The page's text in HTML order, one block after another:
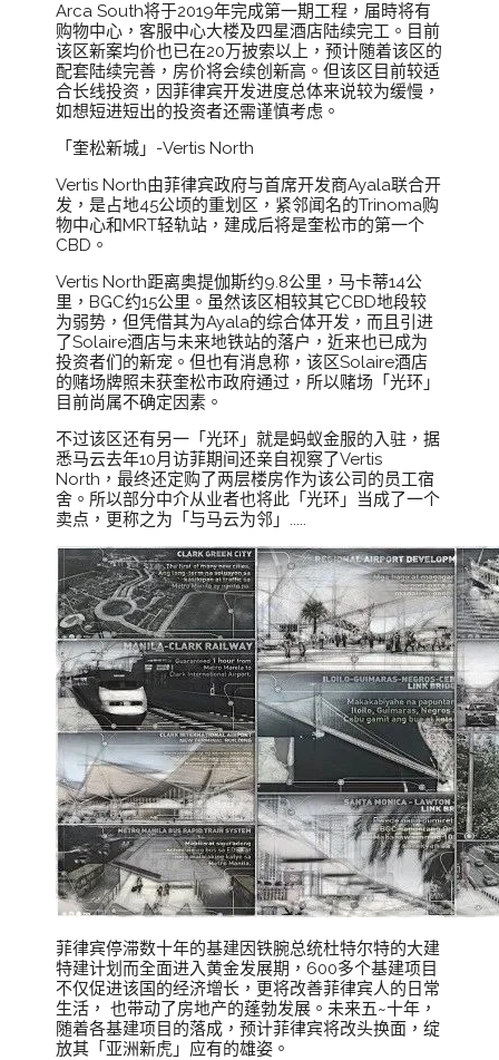
Arca South将于2019年完成第一期工程，届時将有
购物中心，客服中心大楼及四星酒店陆续完工。目前
该区新案均价也已在20万披索以上，预计随着该区的
配套陆续完善，房价将会续创新高。但该区目前较适
合长线投资，因菲律宾开发进度总体来说较为缓慢，
如想短进短出的投资者还需谨慎考虑。
「奎松新城」-Vertis North
Vertis North由菲律宾政府与首席开发商Ayala联合开
发，是占地45公顷的重划区，紧邻闻名的Trinoma购
物中心和MRT轻轨站，建成后将是奎松市的第一个
CBD。
Vertis North距离奥提伽斯约9.8公里，马卡蒂14公
里，BGC约15公里。虽然该区相较其它CBD地段较
为弱势，但凭借其为Ayala的综合体开发，而且引进
了Solaire酒店与未来地铁站的落户，近来也已成为
投资者们的新宠。但也有消息称，该区Solaire酒店
的赌场牌照未获奎松市政府通过，所以赌场「光环」
目前尚属不确定因素。
不过该区还有另一「光环」就是蚂蚁金服的入驻，据
悉马云去年10月访菲期间还亲自视察了Vertis
North，最终还定购了两层楼房作为该公司的员工宿
舍。所以部分中介从业者也将此「光环」当成了一个
卖点，更称之为「与马云为邻」.....
菲律宾停滞数十年的基建因铁腕总统杜特尔特的大建
特建计划而全面进入黄金发展期，600多个基建项目
不仅促进该国的经济增长，更将改善菲律宾人的日常
生活， 也带动了房地产的蓬勃发展。未来五~十年，
随着各基建项目的落成，预计菲律宾将改头换面，绽
放其「亚洲新虎」应有的雄姿。